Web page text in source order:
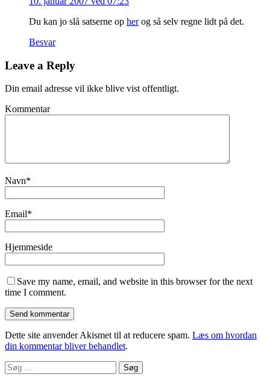
Du kan jo slå satserne op herog så selv regne lidt på det.
Besvar
Leave a Reply
Din email adresse vil ikke blive vist offentligt.
Kommentar
Navn*
Email*
Hjemmeside
Save my name, email, and website in this browser for the next
time I comment.
Dette site anvender Akismet til at reducere spam. Læs om hvordan
din kommentar bliver behandlet.
Søg
efter: